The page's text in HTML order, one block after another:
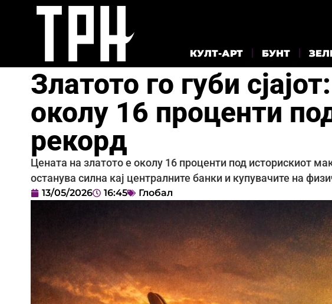
КУЛТ-АРТ БУНТ
Златото го губи
околу 16 проценти
рекорд
Цената на златото е околу 16 проценти под историскиот
останува силна кај централните банки и купувачите на
13/05/2026 16:45 Глобал